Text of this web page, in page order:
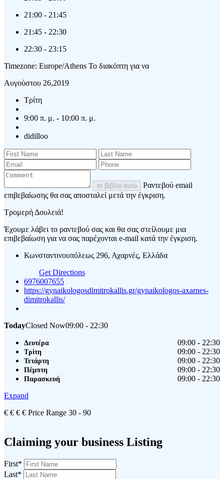
21:00 - 21:45
21:45 - 22:30
22:30 - 23:15
Timezone: Europe/Athens Το διακόπτη για να
Αυγούστου 26,2019
Τρίτη
9:00 π. μ. - 10:00 π. μ.
didilloo
το βιβλίο αυτό
Ραντεβού email
επιβεβαίωσης θα σας αποσταλεί μετά την έγκριση.
Τρομερή Δουλειά!
Έχουμε λάβει το ραντεβού σας και θα σας στείλουμε μια
επιβεβαίωση για να σας παρέχονται e-mail κατά την έγκριση.
Κωνσταντινουπόλεως 296, Αχαρνές, Ελλάδα
Get Directions
6976007655
https://gynaikologosdimitrokallis.gr/gynaikologos-axarnes-
dimitrokallis/
TodayClosed Now09:00 - 22:30
Δευτέρα 09:00 - 22:30
Τρίτη 09:00 - 22:30
Τετάρτη 09:00 - 22:30
Πέμπτη 09:00 - 22:30
Παρασκευή
09:00 - 22:30
Expand
€ € € € Price Range 30 - 90
Claiming your business Listing
First*
Last*